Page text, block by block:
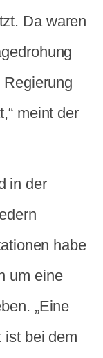
Da waren
meint der
in der
habe
um eine
„Eine
ist bei dem